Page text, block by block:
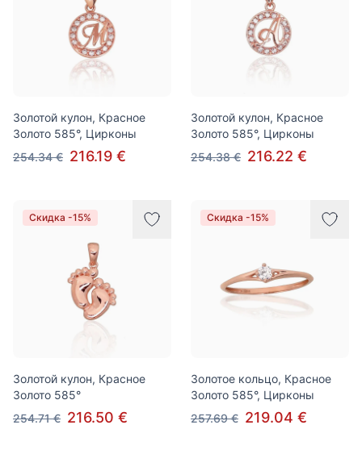
Золотой кулон, Красное
Золото 585°, Цирконы
254.34 € 216.19 €
Золотой кулон, Красное
Золото 585°, Цирконы
254.38 € 216.22 €
Скидка -15%
Золотой кулон, Красное
Золото 585°
254.71 € 216.50 €
Скидка -15%
Золотое кольцо, Красное
Золото 585°, Цирконы
257.69 € 219.04 €